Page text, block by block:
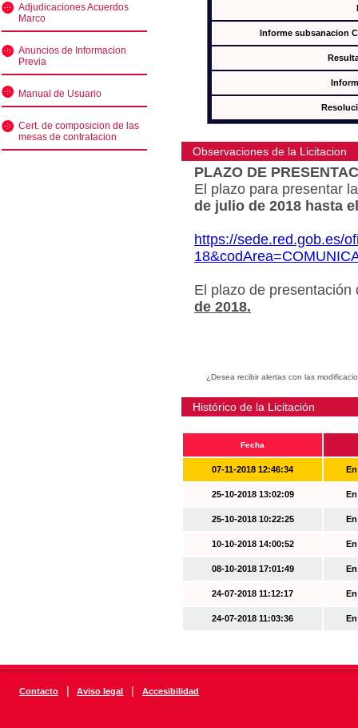
Adjudicaciones Acuerdos
Marco
Anuncios de Informacion
Previa
Manual de Usuario
Cert. de composicion de las
mesas de contratacion
Informe subsanacion
Observaciones de la Licitacion
PLAZO DE
El plazo para presentar
de julio de 2018 hasta
https://sede.red.gob.es/
El plazo de
de 2018.
¿Desea recibir alertas con las
Histórico de la Licitación
Fecha
07-11-2018 12:46:34
25-10-2018 13:02:09
25-10-2018 10:22:25
10-10-2018 14:00:52
08-10-2018 17:01:49
24-07-2018 11:12:17
24-07-2018 11:03:36
Contacto | Aviso legal | Accesibilidad